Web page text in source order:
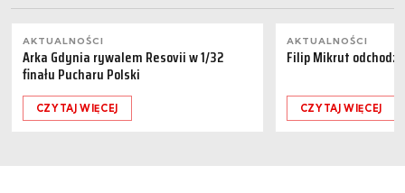
AKTUALNOŚCI
Arka Gdynia rywalem Resovii w 1/32
finału Pucharu Polski
CZYTAJ WIĘCEJ
AKTUALNOŚCI
Filip Mikrut
CZYTAJ WIĘCEJ